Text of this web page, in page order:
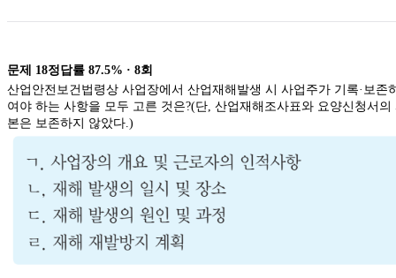
문제 18정답률 87.5% · 8회
산업안전보건법령상 사업장에서 산업재해발생 시 사업주가 기록·보존
여야 하는 사항을 모두 고른 것은?(단, 산업재해조사표와 요양신청서의
본은 보존하지 않았다.)